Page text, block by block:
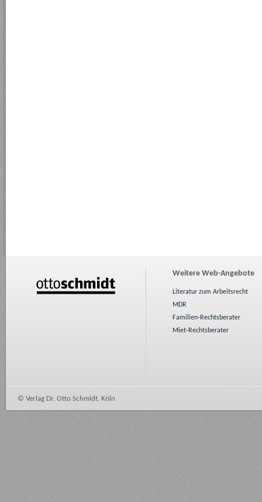
Weitere Web-Angebote
Literatur zum Arbeitsrecht
MDR
Familien-Rechtsberater
Miet-Rechtsberater
© Verlag Dr. Otto Schmidt, Köln